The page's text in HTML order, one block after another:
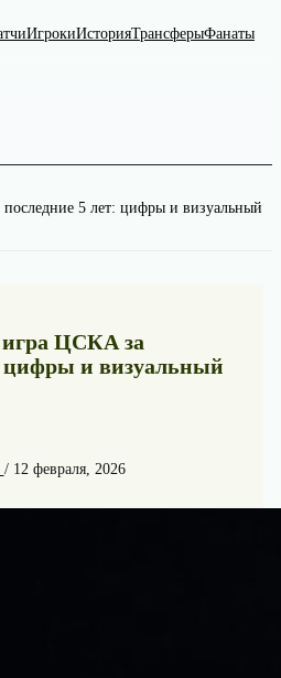
ИгрокиИсторияТрансферыФанаты
5 лет: цифры и визуальный
ЦСКА за
цифры и визуальный
/ 12 февраля, 2026